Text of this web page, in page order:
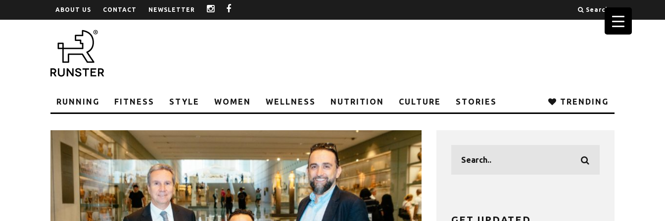
ABOUT US CONTACT NEWSLETTER instagram Search
RUNNING FITNESS STYLE WOMEN WELLNESS NUTRITION CULTURE STORIES TRENDING